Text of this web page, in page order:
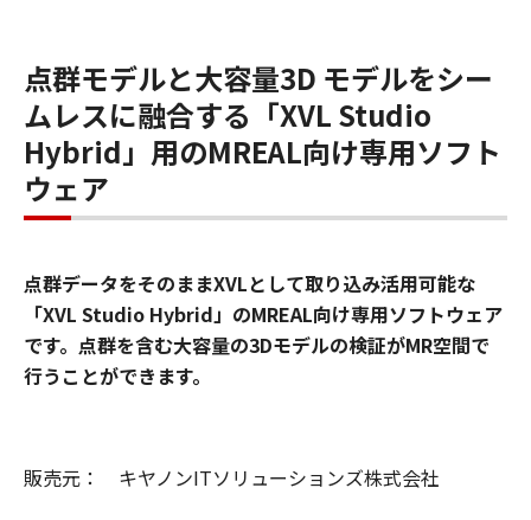
点群モデルと大容量3D モデルをシー
ムレスに融合する「XVL Studio
Hybrid」用のMREAL向け専用ソフト
ウェア
点群データをそのままXVLとして取り込み活用可能な
「XVL Studio Hybrid」のMREAL向け専用ソフトウェア
です。点群を含む大容量の3Dモデルの検証がMR空間で
行うことができます。
販売元： キヤノンITソリューションズ株式会社